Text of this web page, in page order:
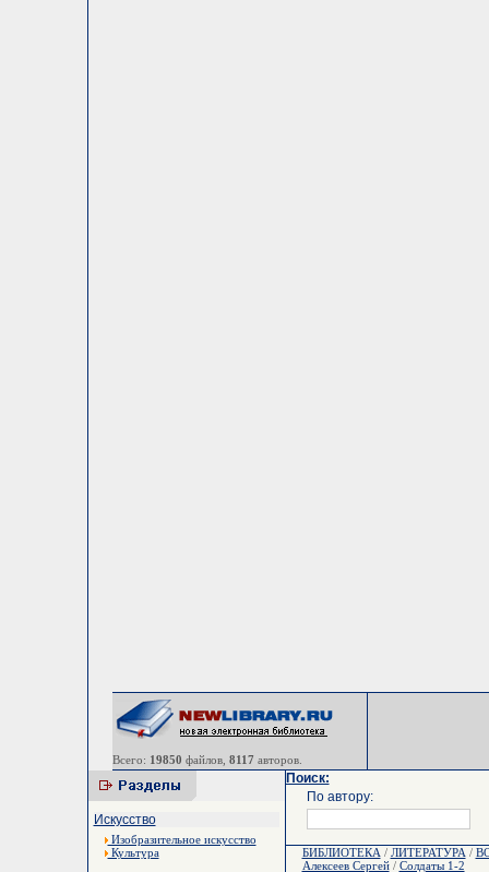
Всего: 19850 файлов, 8117 авторов.
Искусство
Изобразительное искусство
Культура
Поиск:
По автору:
БИБЛИОТЕКА / ЛИТЕРАТУРА /
Алексеев Сергей/ Солдаты 1-2